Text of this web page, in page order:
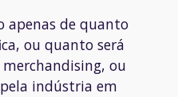
apenas de quanto
ou quanto será
merchandising, ou
indústria em